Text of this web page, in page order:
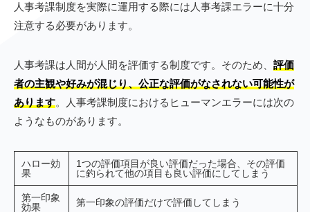
人事考課制度を実際に運用する際には人事考課エラーに十分
注意する必要があります。
人事考課は人間が人間を評価する制度です。そのため、 評価
者の主観や好みが混じり、公正な評価がなされない可能性が
あります。人事考課制度におけるヒューマンエラーには次の
ようなものがあります。
ハロー効
果
1つの評価項目が良い評価だった場合、その評価
に釣られて他の項目も良い評価にしてしまう
第一印象
効果
第一印象の評価だけで評価してしまう